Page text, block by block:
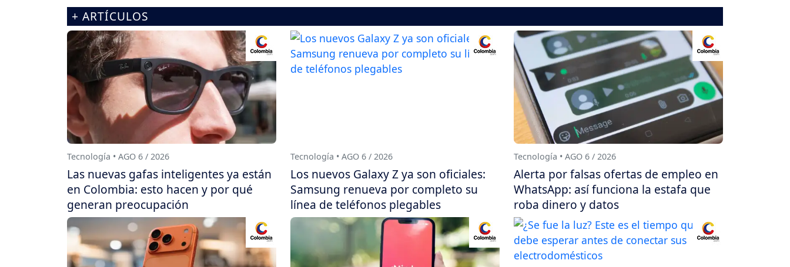
+ ARTÍCULOS
Tecnología • AGO 6 / 2026
Las nuevas gafas inteligentes ya están
en Colombia: esto hacen y por qué
generan preocupación
Tecnología • AGO 6 / 2026
Los nuevos Galaxy Z ya son oficiales:
Samsung renueva por completo su
línea de teléfonos plegables
Tecnología • AGO 6 / 2026
Alerta por falsas ofertas de empleo en
WhatsApp: así funciona la estafa que
roba dinero y datos